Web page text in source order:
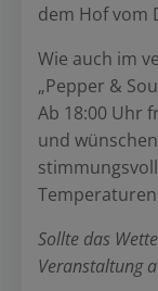
dem Hof vom
Wie auch im
„Pepper &
Ab 18:00 Uhr
und
Sollte das
Veranstaltung